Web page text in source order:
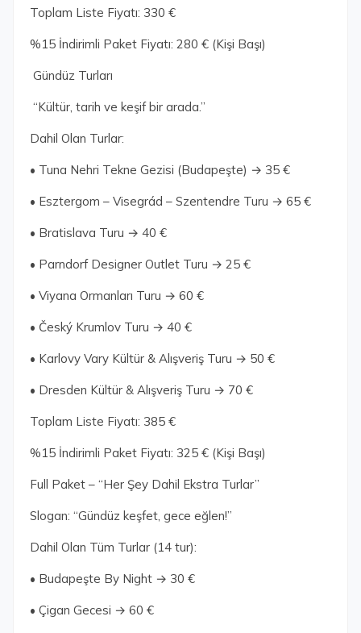
Toplam Liste Fiyatı: 330 €
%15 İndirimli Paket Fiyatı: 280 € (Kişi Başı)
Gündüz Turları
“Kültür, tarih ve keşif bir arada.”
Dahil Olan Turlar:
• Tuna Nehri Tekne Gezisi (Budapeşte) → 35 €
• Esztergom – Visegrád – Szentendre Turu → 65 €
• Bratislava Turu → 40 €
• Parndorf Designer Outlet Turu → 25 €
• Viyana Ormanları Turu → 60 €
• Český Krumlov Turu → 40 €
• Karlovy Vary Kültür & Alışveriş Turu → 50 €
• Dresden Kültür & Alışveriş Turu → 70 €
Toplam Liste Fiyatı: 385 €
%15 İndirimli Paket Fiyatı: 325 € (Kişi Başı)
Full Paket – “Her Şey Dahil Ekstra Turlar”
Slogan: “Gündüz keşfet, gece eğlen!”
Dahil Olan Tüm Turlar (14 tur):
• Budapeşte By Night → 30 €
• Çigan Gecesi → 60 €